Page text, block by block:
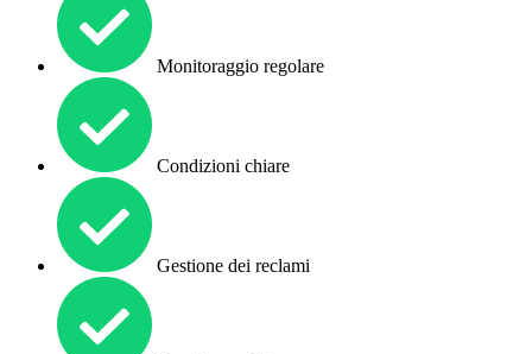
Monitoraggio regolare
Condizioni chiare
Gestione dei reclami